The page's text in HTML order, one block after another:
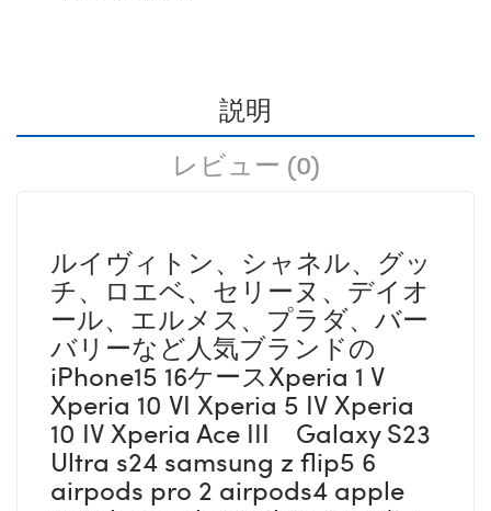
説明
レビュー (0)
ルイヴィトン、シャネル、グッ
チ、ロエベ、セリーヌ、デイオ
ール、エルメス、プラダ、バー
バリーなど人気ブランドの
iPhone15 16ケースXperia 1 V
Xperia 10 VI Xperia 5 IV Xperia
10 IV Xperia Ace III Galaxy S23
Ultra s24 samsung z flip5 6
airpods pro 2 airpods4 apple